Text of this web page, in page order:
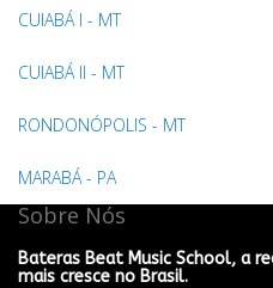
CUIABÁ I - MT
CUIABÁ II - MT
RONDONÓPOLIS - MT
MARABÁ - PA
Sobre Nós
Bateras Beat Music School, a
mais cresce no Brasil.